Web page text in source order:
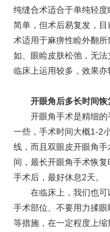
纯缝合术适合于单纯轻
简单，但术后易复发，
术适用于麻痹性睑外翻
如、眼睑皮肤松弛，无
临床上运用较多，效果亦
开眼角后多长时间恢
开眼角手术是精细
一些，手术时间大概1-2
线，而且双眼皮开眼角
间，最长开眼角手术恢
手术后，最好休息2天。
在临床上，我们也
手术部位、不要用力揉
等措施，在一定程度上